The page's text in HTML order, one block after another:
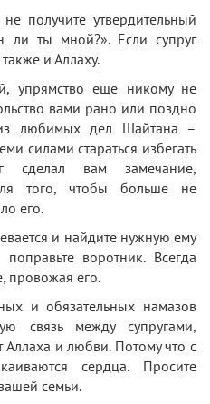
получите утвердительный
ли ты мной?». Если супруг
и Аллаху.
упрямство еще никому не
вами рано или поздно
любимых дел Шайтана –
силами стараться избегать
сделал вам замечание,
того, чтобы больше не
его.
и найдите нужную ему
воротник. Всегда
провожая его.
и обязательных намазов
связь между супругами,
Аллаха и любви. Потому что с
сердца. Просите
семьи.